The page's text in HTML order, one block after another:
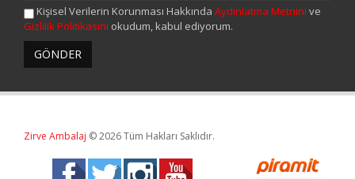
Kişisel Verilerin Korunması Hakkında Aydınlatma Metnini ve
Gizlilik Politikasını okudum, kabul ediyorum.
Zirve Ambalaj © 2026 Tüm Hakları Saklıdır.